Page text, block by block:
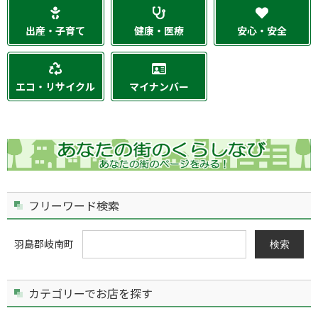
出産・子育て 健康・医療 安心・安全
エコ・リサイクル マイナンバー
フリーワード検索
羽島郡岐南町 検索
カテゴリーでお店を探す